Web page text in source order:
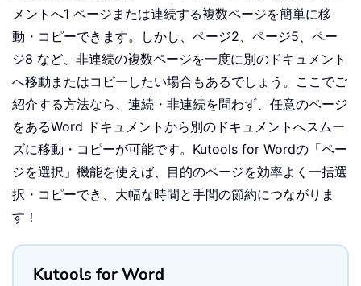
メントへ1 ページまたは連続する複数ページを簡単に移
動・コピーできます。しかし、ページ2、ページ5、ペー
ジ8 など、非連続の複数ページを一度に別のドキュメント
へ移動またはコピーしたい場合もあるでしょう。ここでご
紹介する方法なら、連続・非連続を問わず、任意のページ
をあるWord ドキュメントから別のドキュメントへスムー
ズに移動・コピーが可能です。 Kutools for Wordの「ペー
ジを選択」機能を使えば、目的のページを効率よく一括選
択・コピーでき、大幅な時間と手間の節約につながりま
す！
Kutools for Word